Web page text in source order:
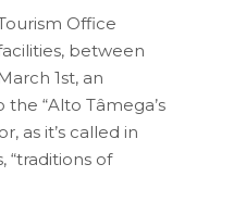
Office
between
1st, an
“Alto Tâmega’s
as it’s called in
“traditions of